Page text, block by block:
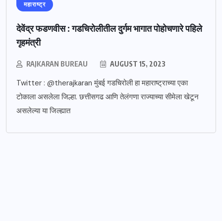
महाराष्ट्र
देवेंद्र फडणवीस : गडचिरोलीतील दुर्गम भागात पोहोचणारे पहिले
गृहमंत्री
RAJKARAN BUREAU AUGUST 15, 2023
Twitter : @therajkaran मुंबई गडचिरोली हा महाराष्ट्राच्या एका
टोकाला असलेला जिल्हा. छत्तीसगढ आणि तेलंगणा राज्याच्या सीमेला खेटून
असलेल्या या जिल्ह्यात